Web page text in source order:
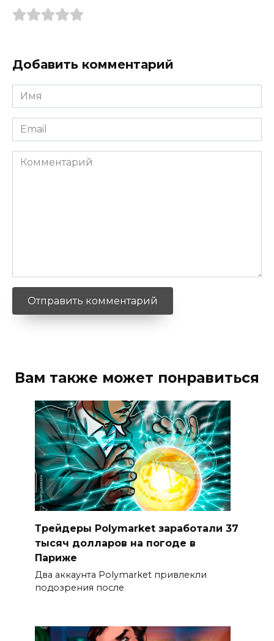
Добавить комментарий
Имя
*
Email
*
Комментарий
Вам также может понравиться
Трейдеры Polymarket заработали 37
тысяч долларов на погоде в
Париже
Два аккаунта Polymarket привлекли
подозрения после